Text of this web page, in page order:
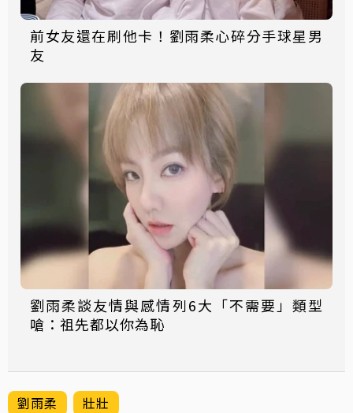
前女友還在刷他卡！劉雨柔心碎分手球星男
友
劉雨柔談友情與感情列6大「不需要」類型
嗆：祖先都以你為恥
劉雨柔 壯壯